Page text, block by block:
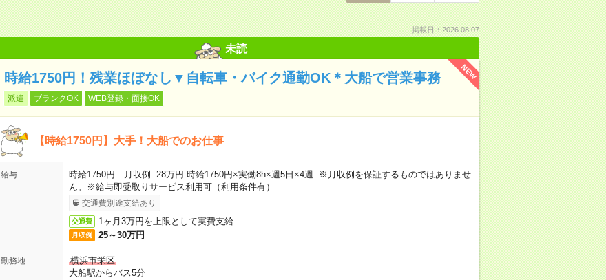
掲載日：2026.08.07
未読
NEW
時給1750円！残業ほぼなし▼自転車・バイク通勤OK＊大船で営業事務
派遣 ブランクOK WEB登録・面接OK
【時給1750円】大手！大船でのお仕事
給与
時給1750円 月収例 28万円 時給1750円×実働8h×週5日×4週 ※月収例を保証するものではありませ
ん。※給与即受取りサービス利用可（利用条件有）
交通費別途支給あり
交通費 1ヶ月3万円を上限として実費支給
月収例 25～30万円
勤務地
横浜市栄区
大船駅からバス5分